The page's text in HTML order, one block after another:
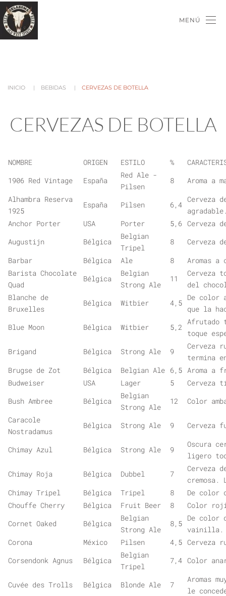
MENÚ
INICIO BEBIDAS CERVEZAS DE BOTELLA
CERVEZAS DE BOTELLA
NOMBRE ORIGEN ESTILO %
1906 Red Vintage
España
Red Ale -
Pilsen
8
Aroma a
Alhambra Reserva
1925
España Pilsen 6,4
Cerveza
Anchor Porter
USA Porter 5,6 Cerveza
Augustijn
Bélgica
Belgian
Tripel
8
Cerveza
Barbar
Bélgica Ale 8
Aromas
Barista Chocolate
Quad
Bélgica
Belgian
Strong Ale
11
Cerveza
del
Blanche de
Bruxelles
Bélgica Witbier 4,5
De color
que la
Blue Moon
Bélgica Witbier 5,2
Afrutado
toque
Brigand
Bélgica Strong Ale 9
Cerveza
termina
Brugse de Zot
Bélgica Belgian Ale 6,5 Aroma a
Budweiser
USA Lager 5
Cerveza
Bush Ambree
Bélgica
Belgian
Strong Ale
12
Color
Caracole
Nostradamus
Bélgica Strong Ale 9 Cerveza
Chimay Azul Bélgica Strong Ale 9
Oscura
ligero
Chimay Roja
Bélgica Dubbel 7
Cerveza
Chimay Tripel
Bélgica Tripel 8
De color
Chouffe Cherry
Bélgica Fruit Beer 8
Color
Cornet Oaked
Bélgica
Belgian
Strong Ale
8,5
De color
vainilla.
Corona
México Pilsen 4,5 Cerveza
Corsendonk Agnus
Bélgica
Belgian
Tripel
7,4 Color
Cuvée des Trolls Bélgica Blonde Ale 7
Aromas
le